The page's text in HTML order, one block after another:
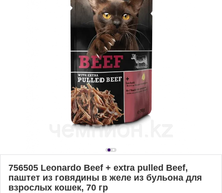
756505 Leonardo Beef + extra pulled Beef,
паштет из говядины в желе из бульона для
взрослых кошек, 70 гр